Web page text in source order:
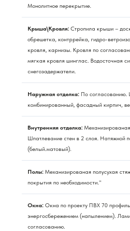
Монолитное перекрытие.
Крыша\Кровля: Стропила крыши –
обрешетка, контррейка, гидро-
кровля, карнизы. Кровля по
мягкая кровля шинглас. Водосточная
снегозадержатели.
Наружная отделка: По согласованию.
комбинированный, фасадный кирпич,
Внутренняя отделка:
Шпатлевание стен в 2 слоя. Натяжной
(белый.матовый).
Полы: Механизированая полусухая
покрытия по необходимости."
Окна: Окна по проекту ПВХ 70
энергосбережением (напылением).
согласованию.